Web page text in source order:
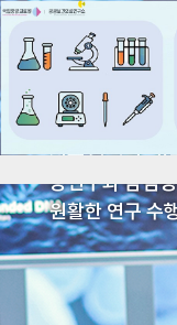
감염병
신종 감염병, 고
상연구와 감염
원활한 연구 수